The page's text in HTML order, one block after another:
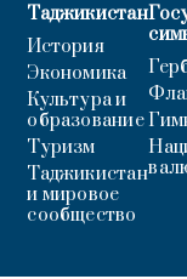
Таджикистан
История
Экономика
Культура и
образование
Туризм
Таджикистан
и мировое
сообщество